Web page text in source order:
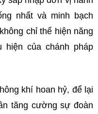
nhất và minh bạch
chỉ thể hiện năng
của chánh pháp
khí hoan hỷ, để lại
tăng cường sự đoàn